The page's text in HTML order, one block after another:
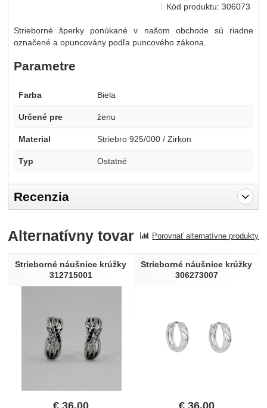
Kód produktu:306073
Strieborné šperky ponúkané v našom obchode sú riadne
označené a opuncovány podľa puncového zákona.
Parametre
Farba Biela
Určené pre ženu
Material Striebro 925/000 / Zirkon
Typ Ostatné
Recenzia
Recenzia
Nebola pridaná žiadna recenzia.
Alternatívny tovar Porovnať alternatívne produkty
Strieborné náušnice krúžky
312715001
Strieborné náušnice krúžky
306273007